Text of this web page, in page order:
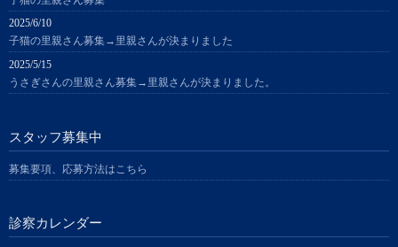
2025/6/10
子猫の里親さん募集→里親さんが決まりました
2025/5/15
うさぎさんの里親さん募集→里親さんが決まりました。
スタッフ募集中
募集要項、応募方法はこちら
診察カレンダー